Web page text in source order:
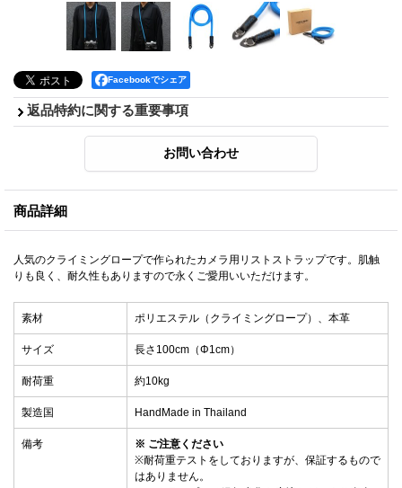
Facebookでシェア
返品特約に関する重要事項
商品詳細
人気のクライミングロープで作られたカメラ用リストストラップです。肌触
りも良く、耐久性もありますので永くご愛用いいただけます。
素材 ポリエステル（クライミングロープ）、本革
サイズ 長さ100cm（Φ1cm）
耐荷重 約10kg
製造国 HandMade in Thailand
備考
※ ご注意ください
※耐荷重テストをしておりますが、保証するもので
はありません。